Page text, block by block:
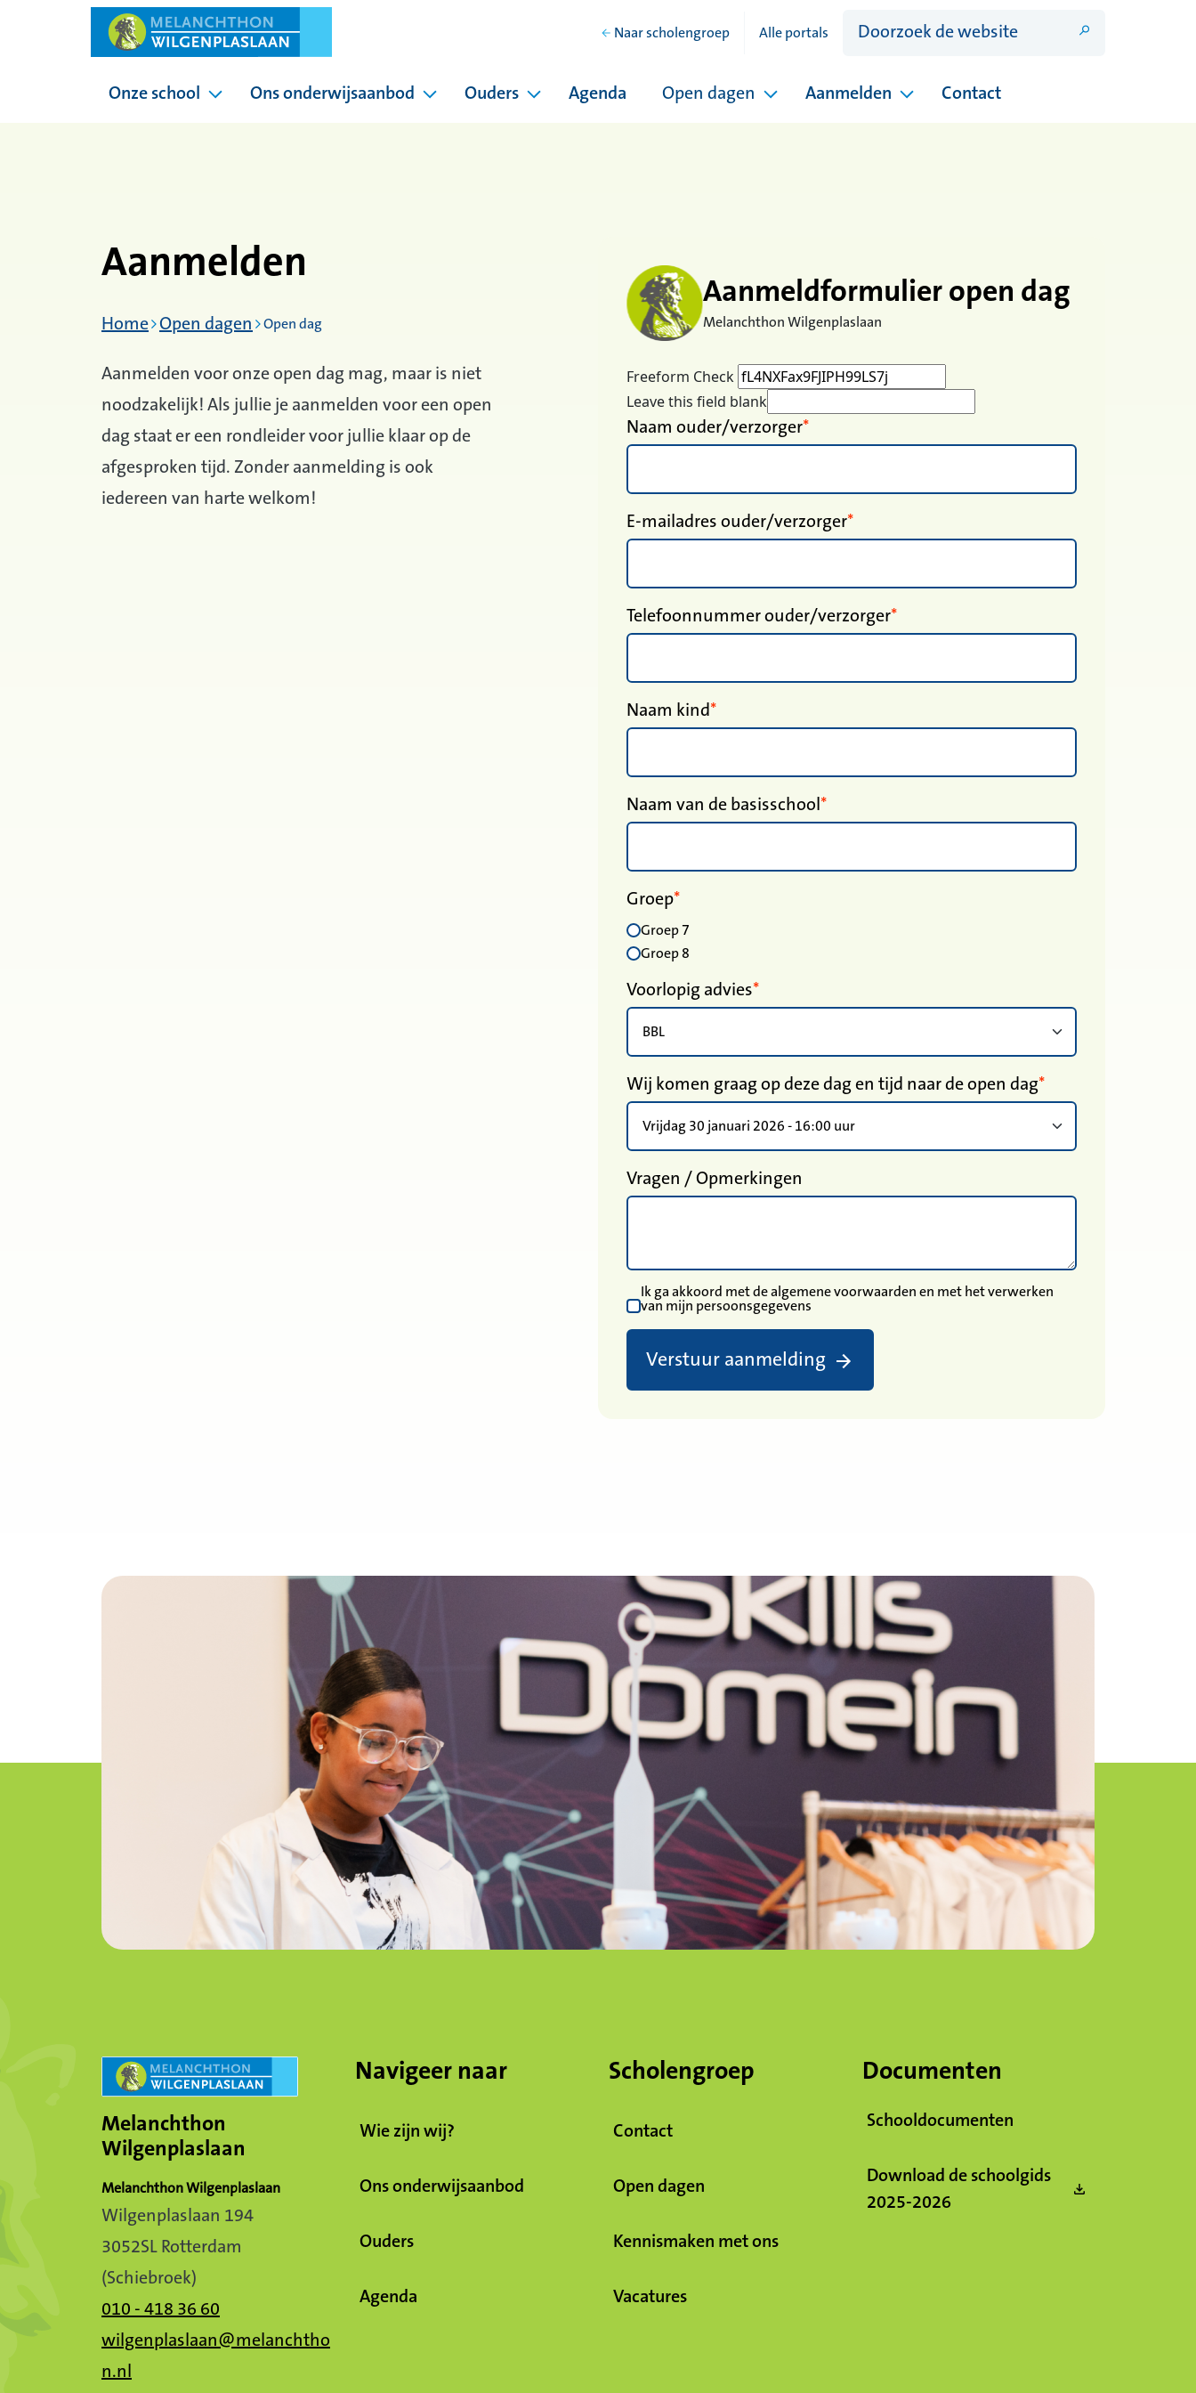
Naar scholengroep Alle portals
Onze school
Pagina's onder Onze school
Ons onderwijsaanbod
Pagina's onder Ons onderwijsaanbod
Ouders
Pagina's onder Ouders
Agenda Open dagen Aanmelden Contact
Aanmelden
Home Open dagen Open dag
Aanmelden voor onze open dag mag, maar is niet
noodzakelijk! Als jullie je aanmelden voor een open
dag staat er een rondleider voor jullie klaar op de
afgesproken tijd. Zonder aanmelding is ook
iedereen van harte welkom!
Aanmeldformulier open dag
Melanchthon Wilgenplaslaan
Freeform Check
Leave this field blank
Naam ouder/verzorger
E-mailadres ouder/verzorger
Telefoonnummer ouder/verzorger
Naam kind
Naam van de basisschool
Groep
Groep 7
Groep 8
Voorlopig advies
Wij komen graag op deze dag en tijd naar de open dag
Vragen / Opmerkingen
Ik ga akkoord met de algemene voorwaarden en met het verwerken
van mijn persoonsgegevens
Verstuur aanmelding
Melanchthon
Wilgenplaslaan
Melanchthon Wilgenplaslaan
Wilgenplaslaan 194
3052SL Rotterdam
(Schiebroek)
010 - 418 36 60
wilgenplaslaan@melanchtho
n.nl
Navigeer naar
Wie zijn wij?
Ons onderwijsaanbod
Ouders
Agenda
Scholengroep
Contact
Open dagen
Kennismaken met ons
Vacatures
Documenten
Schooldocumenten
Download de schoolgids
2025-2026
(Opent in een nieuw tabblad)